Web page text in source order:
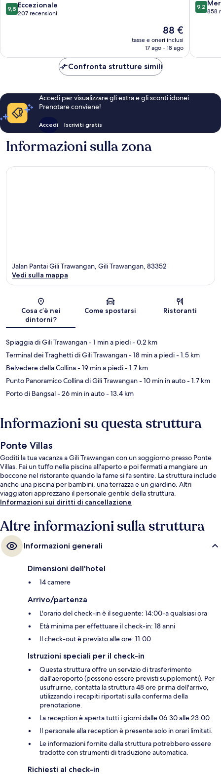
Only
Gili
9.8
su
9,8 Eccezionale
207 recensioni
Il
prezzo
attuale
88 €
88 €
tasse e oneri inclusi
17 ago - 18 ago
9.2
su
9,2
858
Confronta strutture simili
Accedi per visualizzare gli extra e gli sconti idonei.
Prenotare conviene!
Accedi Iscriviti gratis
Informazioni sulla zona
Mappa
Jalan Pantai Gili Trawangan, Gili Trawangan, 83352
Vedi sulla mappa
Cosa c’è nei
dintorni?
Come spostarsi Ristoranti
Spiaggia di Gili Trawangan- 1 min a piedi- 0.2 km
Terminal dei Traghetti di Gili Trawangan- 18 min a piedi- 1.5 km
Belvedere della Collina- 19 min a piedi- 1.7 km
Punto Panoramico Collina di Gili Trawangan- 10 min in auto- 1.7 km
Porto di Bangsal- 26 min in auto- 13.4 km
Informazioni su questa struttura
Ponte Villas
Goditi la tua vacanza a Gili Trawangan con un soggiorno presso Ponte
Villas. Fai un tuffo nella piscina all'aperto e poi fermati a mangiare un
boccone nel ristorante quando la fame si fa sentire. La struttura include
anche una piscina per bambini, una terrazza e un giardino. Altri
viaggiatori apprezzano il personale gentile della struttura.
Informazioni sui diritti di cancellazione
Altre informazioni sulla struttura
Informazioni generali
Dimensioni dell'hotel
14 camere
Arrivo/partenza
L'orario del check-in è il seguente: 14:00-a qualsiasi ora
Età minima per effettuare il check-in: 18 anni
Il check-out è previsto alle ore: 11:00
Istruzioni speciali per il check-in
Questa struttura offre un servizio di trasferimento
dall'aeroporto (possono essere previsti supplementi). Per
usufruirne, contatta la struttura 48 ore prima dell'arrivo,
utilizzando i recapiti riportati sulla conferma della
prenotazione.
La reception è aperta tutti i giorni dalle 06:30 alle 23:00.
Il personale alla reception è presente solo in orari limitati.
Le informazioni fornite dalla struttura potrebbero essere
tradotte con strumenti di traduzione automatica.
Richiesti al check-in